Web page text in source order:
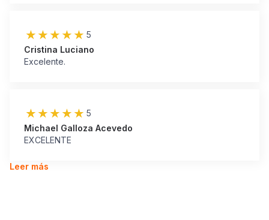
5
Cristina Luciano
Excelente.
5
Michael Galloza Acevedo
EXCELENTE
Leer más